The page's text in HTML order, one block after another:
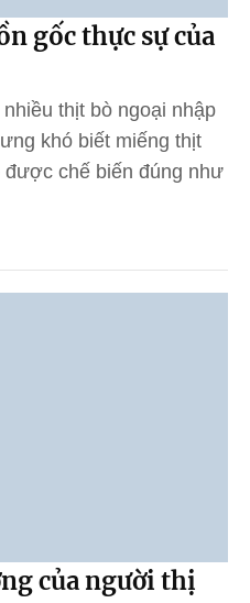
gốc thực sự của
thịt bò ngoại nhập
khó biết miếng thịt
chế biến đúng như
của người thị